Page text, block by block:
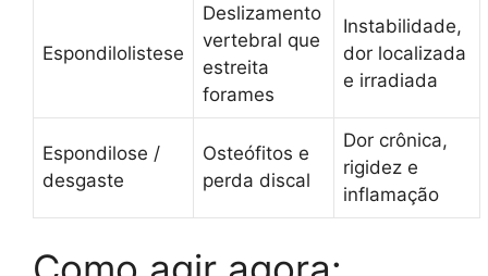
Espondilolistese
Deslizamento
vertebral que
estreita
forames
Instabilidade,
dor localizada
e irradiada
Espondilose /
desgaste
Osteófitos e
perda discal
Dor crônica,
rigidez e
inflamação